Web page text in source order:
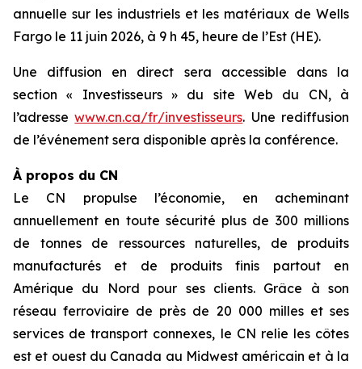
annuelle sur les industriels et les matériaux de Wells
Fargo le 11 juin 2026, à 9 h 45, heure de l’Est (HE).
Une diffusion en direct sera accessible dans la
section « Investisseurs » du site Web du CN, à
l’adressewww.cn.ca/fr/investisseurs. Une rediffusion
de l’événement sera disponible après la conférence.
À propos du CN
Le CN propulse l’économie, en acheminant
annuellement en toute sécurité plus de 300 millions
de tonnes de ressources naturelles, de produits
manufacturés et de produits finis partout en
Amérique du Nord pour ses clients. Grâce à son
réseau ferroviaire de près de 20 000 milles et ses
services de transport connexes, le CN relie les côtes
est et ouest du Canada au Midwest américain et à la